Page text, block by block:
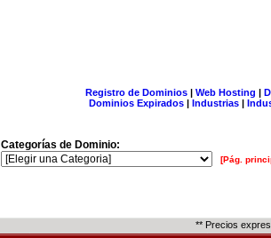
Registro de Dominios| Web Hosting |
Dominios Expirados | Industrias |
Categorías de Dominio:
[Pág.
** Precios